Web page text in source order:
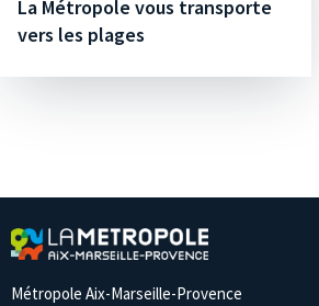
La Métropole vous transporte
vers les plages
Métropole Aix-Marseille-Provence